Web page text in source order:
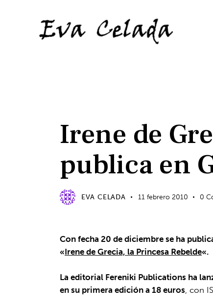
Irene de
publica en
EVA CELADA 11 febrero 2010 0
Con fecha 20 de diciembre se ha
«Irene de Grecia, la Princesa Rebelde«.
La editorial Fereniki Publications ha
en su primera edición a 18 euros, con